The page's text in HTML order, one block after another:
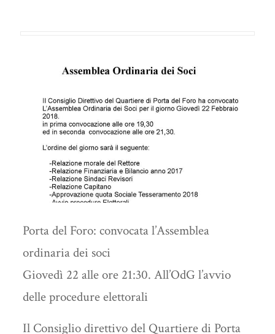
Porta del Foro: convocata l’Assemblea
ordinaria dei soci
Giovedì 22 alle ore 21:30. All’OdG l’avvio
delle procedure elettorali
Il Consiglio direttivo del Quartiere di Porta